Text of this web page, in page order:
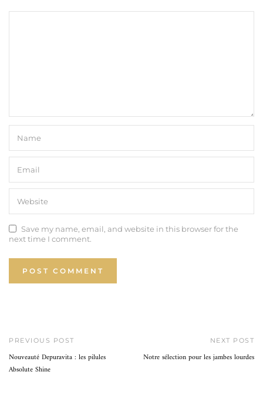
Save my name, email, and website in this browser for the
next time I comment.
PREVIOUS POST
Nouveauté Depuravita : les pilules
Absolute Shine
NEXT POST
Notre sélection pour les jambes lourdes